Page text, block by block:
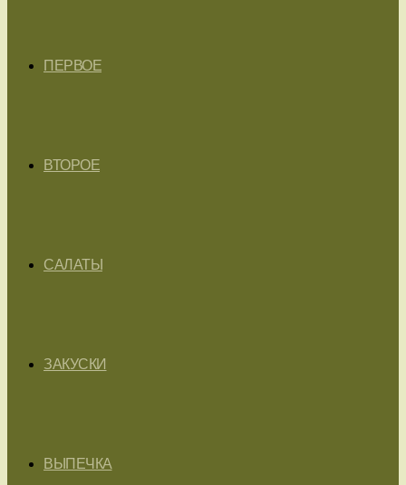
ПЕРВОЕ
ВТОРОЕ
САЛАТЫ
ЗАКУСКИ
ВЫПЕЧКА